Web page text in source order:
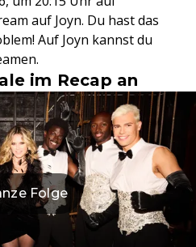
auf Joyn. Du hast das
Auf Joyn kannst du
im Recap an
Folge